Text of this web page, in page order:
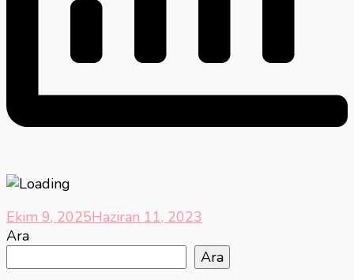
Ekim 9, 2025Haziran 11, 2023
Ara
Ara